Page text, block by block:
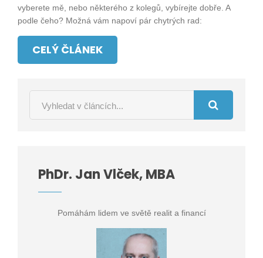
vyberete mě, nebo některého z kolegů, vybírejte dobře. A
podle čeho? Možná vám napoví pár chytrých rad:
CELÝ ČLÁNEK
PhDr. Jan Vlček, MBA
Pomáhám lidem ve světě realit a financí